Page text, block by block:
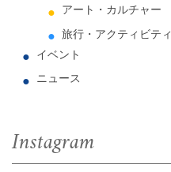
アート・カルチャー
旅行・アクティビティ
イベント
ニュース
Instagram